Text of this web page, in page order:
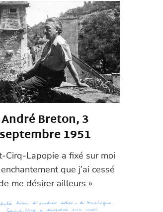
André Breton, 3
septembre 1951
Cirq-Lapopie a fixé sur moi
que j’ai cessé
me désirer ailleurs »